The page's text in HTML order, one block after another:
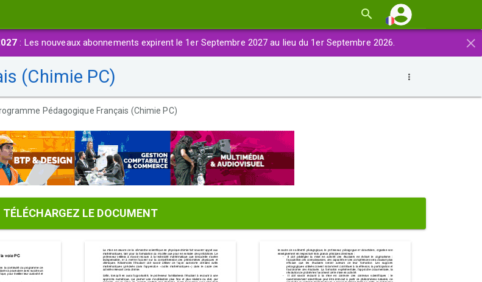
×
: Les nouveaux abonnements expirent le 1er Septembre 2027 au lieu du 1er Septembre 2026.
(Chimie PC)
Pédagogique Français (Chimie PC)
TÉLÉCHARGEZ LE DOCUMENT